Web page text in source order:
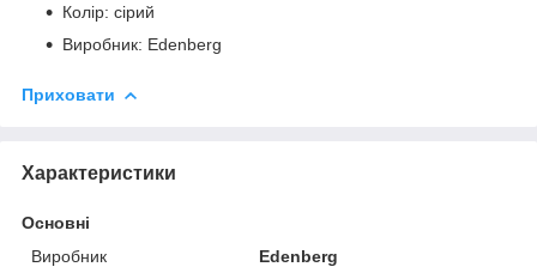
Колір: сірий
Виробник: Edenberg
Приховати
Характеристики
Основні
Виробник
Edenberg